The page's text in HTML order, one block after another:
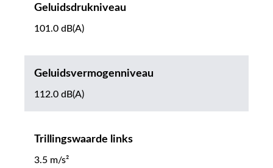
Geluidsdrukniveau
101.0 dB(A)
Geluidsvermogenniveau
112.0 dB(A)
Trillingswaarde links
3.5 m/s²